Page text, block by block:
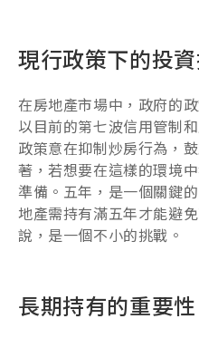
現行政策下的投
在房地產市場中，政府的
以目前的第七波信用管制
政策意在抑制炒房行為，
著，若想要在這樣的環境
準備。五年，是一個關鍵
地產需持有滿五年才能避
說，是一個不小的挑戰。
長期持有的重要性